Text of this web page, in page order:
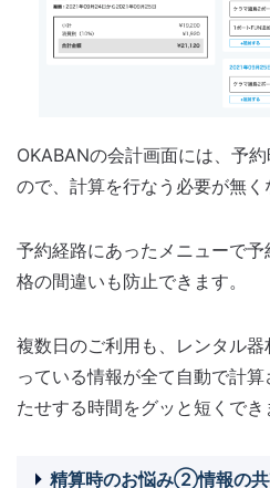
OKABANの会計画面には、予
ので、計算を行なう必要が無く
予約経路にあったメニューで
格の間違いも防止できます。
複数日のご利用も、レンタル
っている情報が全て自動で計
たせする時間をグッと短くでき
精算時のお悩み②情報の共